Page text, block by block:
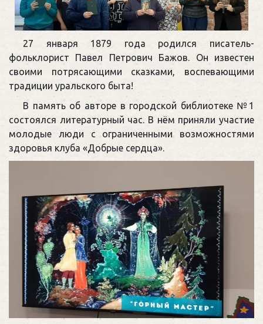
27 января 1879 года родился писатель-
фольклорист Павел Петрович Бажов. Он известен
своими потрясающими сказками, воспевающими
традиции уральского быта!
В память об авторе в городской библиотеке №1
состоялся литературный час. В нём приняли участие
молодые люди с ограниченными возможностями
здоровья клуба «Добрые сердца».